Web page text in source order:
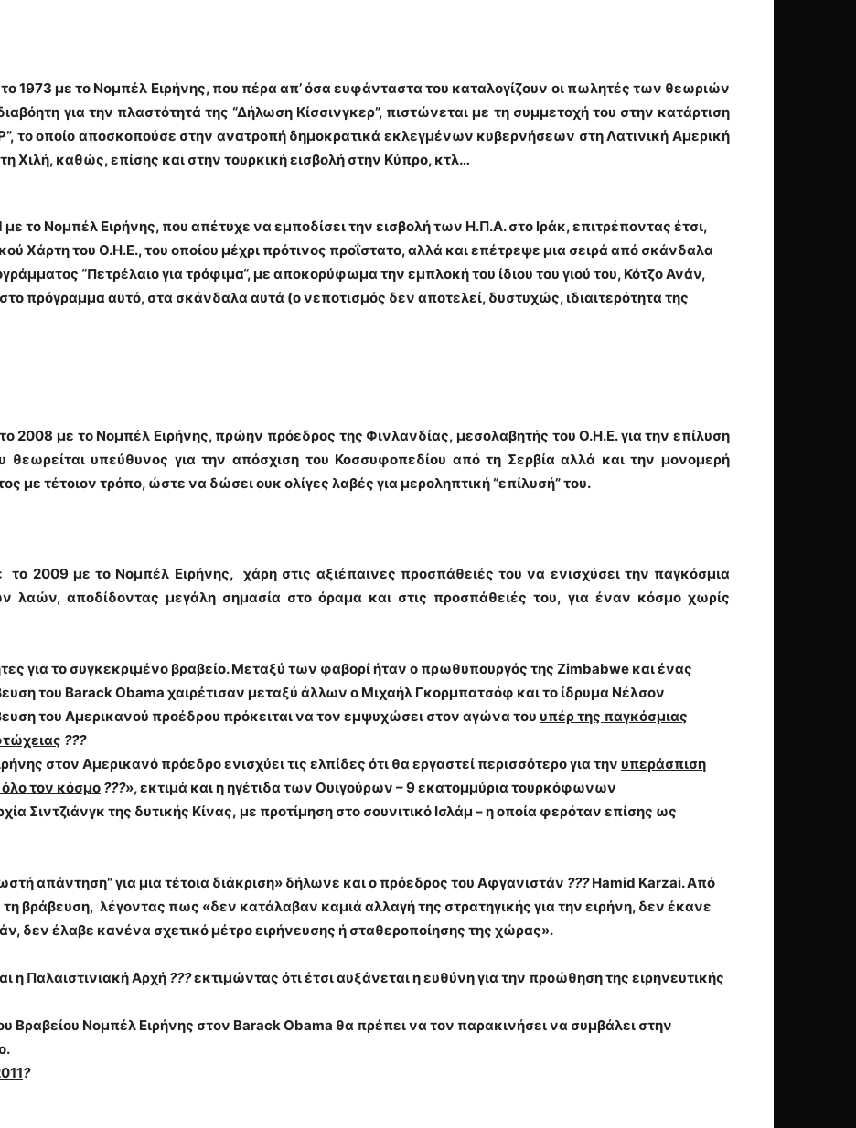
1973 με το Νομπέλ Ειρήνης, που πέρα απ’ όσα ευφάνταστα του καταλογίζουν οι πωλητές των θεωριών
για την πλαστότητά της“Δήλωση Κίσσινγκερ”, πιστώνεται με τη συμμετοχή του στην κατάρτιση
το οποίο αποσκοπούσε στην ανατροπή δημοκρατικά εκλεγμένων κυβερνήσεων στη Λατινική Αμερική
Χιλή, καθώς, επίσης και στην τουρκική εισβολή στην Κύπρο, κτλ…
το Νομπέλ Ειρήνης, που απέτυχε να εμποδίσει την εισβολή των Η.Π.Α. στο Ιράκ, επιτρέποντας έτσι,
Χάρτη του Ο.Η.Ε., του οποίου μέχρι πρότινος προΐστατο, αλλά και επέτρεψε μια σειρά από σκάνδαλα
“Πετρέλαιο για τρόφιμα“, με αποκορύφωμα την εμπλοκή του ίδιου του γιού του, Κότζο Ανάν,
πρόγραμμα αυτό, στα σκάνδαλα αυτά (ονεποτισμός δεν αποτελεί, δυστυχώς, ιδιαιτερότητα της
2008 με το Νομπέλ Ειρήνης, πρώην πρόεδρος της Φινλανδίας, μεσολαβητής του Ο.Η.Ε. για την επίλυση
θεωρείται υπεύθυνος για την απόσχιση του Κοσσυφοπεδίου από τη Σερβία αλλά και την μονομερή
με τέτοιον τρόπο, ώστε να δώσει ουκ ολίγες λαβές για μεροληπτική “επίλυσή” του.
το 2009 με το Νομπέλ Ειρήνης, χάρη στις αξιέπαινες προσπάθειές του να ενισχύσει την παγκόσμια
λαών, αποδίδοντας μεγάλη σημασία στο όραμα και στις προσπάθειές του, για έναν κόσμο χωρίς
για το συγκεκριμένο βραβείο. Μεταξύ των φαβορί ήταν ο πρωθυπουργός της Zimbabwe και ένας
του Barack Obama χαιρέτισαν μεταξύ άλλων ο Μιχαήλ Γκορμπατσόφ και το ίδρυμα Νέλσον
του Αμερικανού προέδρου πρόκειται να τον εμψυχώσει στον αγώνα του υπέρ της παγκόσμιας
???
στον Αμερικανό πρόεδρο ενισχύει τις ελπίδες ότι θα εργαστεί περισσότερο για την υπεράσπιση
τον κόσμο ???», εκτιμά και η ηγέτιδα των Ουιγούρων – 9 εκατομμύρια τουρκόφωνων
Σιντζιάνγκ της δυτικής Κίνας, με προτίμηση στο σουνιτικό Ισλάμ – η οποία φερόταν επίσης ως
απάντηση” για μια τέτοια διάκριση» δήλωνε και ο πρόεδρος του Αφγανιστάν ??? Hamid Karzai. Από
βράβευση, λέγοντας πως «δεν κατάλαβαν καμιά αλλαγή της στρατηγικής για την ειρήνη, δεν έκανε
δεν έλαβε κανένα σχετικό μέτρο ειρήνευσης ή σταθεροποίησης της χώρας».
η Παλαιστινιακή Αρχή ???εκτιμώντας ότι έτσι αυξάνεται η ευθύνη για την προώθηση της ειρηνευτικής
Βραβείου Νομπέλ Ειρήνης στον Barack Obama θα πρέπει να τον παρακινήσει να συμβάλει στην
?